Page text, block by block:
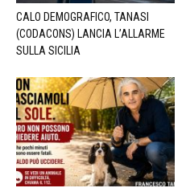
CALO DEMOGRAFICO, TANASI
(CODACONS) LANCIA L’ALLARME
SULLA SICILIA